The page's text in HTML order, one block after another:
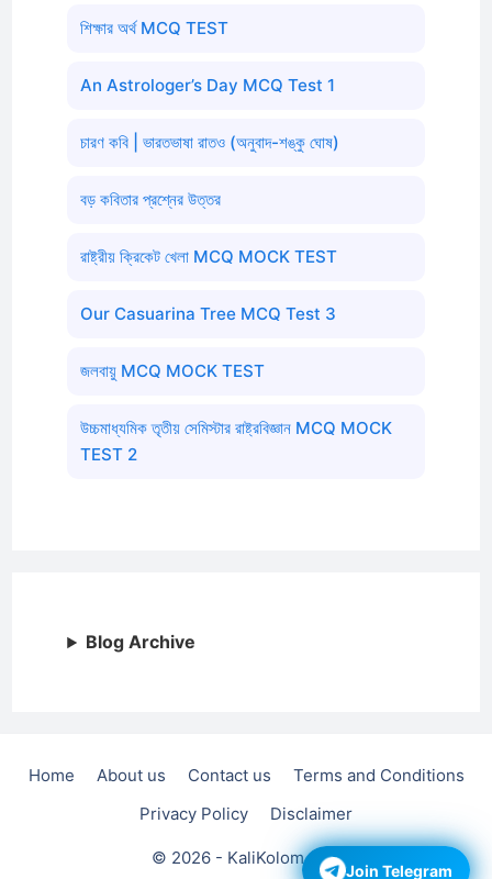
শিক্ষার অর্থ MCQ TEST
An Astrologer’s Day MCQ Test 1
চারণ কবি | ভারতভাষা রাতও (অনুবাদ-শঙ্কু ঘোষ)
বড় কবিতার প্রশ্নের উত্তর
রাষ্ট্রীয় ক্রিকেট খেলা MCQ MOCK TEST
Our Casuarina Tree MCQ Test 3
জলবায়ু MCQ MOCK TEST
উচ্চমাধ্যমিক তৃতীয় সেমিস্টার রাষ্ট্রবিজ্ঞান MCQ MOCK
TEST 2
Blog Archive
Home About us Contact us
Terms and Conditions
Privacy Policy
Disclaimer
© 2026 - KaliKolom.com Join Telegram